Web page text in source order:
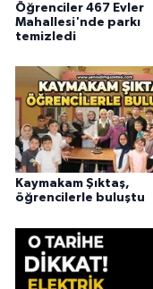
Öğrenciler 467 Evler
Mahallesi'nde parkı
temizledi
Kaymakam Şıktaş,
öğrencilerle buluştu